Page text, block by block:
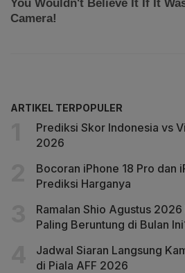
ARTIKEL TERPOPULER
Prediksi Skor Indonesia vs
2026
Bocoran iPhone 18 Pro dan
Prediksi Harganya
Ramalan Shio Agustus
Paling Beruntung di Bulan
Jadwal Siaran Langsung
di Piala AFF 2026